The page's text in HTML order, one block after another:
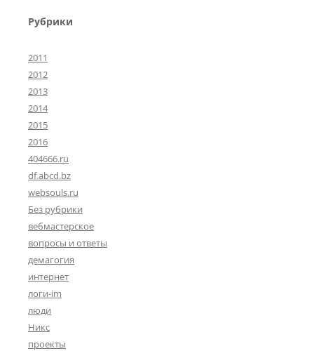
Рубрики
2011
2012
2013
2014
2015
2016
404666.ru
df.abcd.bz
websouls.ru
Без рубрики
вебмастерское
вопросы и ответы
демагогия
интернет
логи-im
люди
Никс
проекты